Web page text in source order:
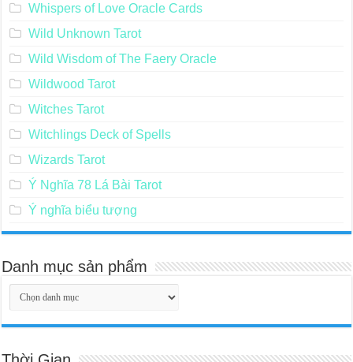
Whispers of Love Oracle Cards
Wild Unknown Tarot
Wild Wisdom of The Faery Oracle
Wildwood Tarot
Witches Tarot
Witchlings Deck of Spells
Wizards Tarot
Ý Nghĩa 78 Lá Bài Tarot
Ý nghĩa biểu tượng
Danh mục sản phẩm